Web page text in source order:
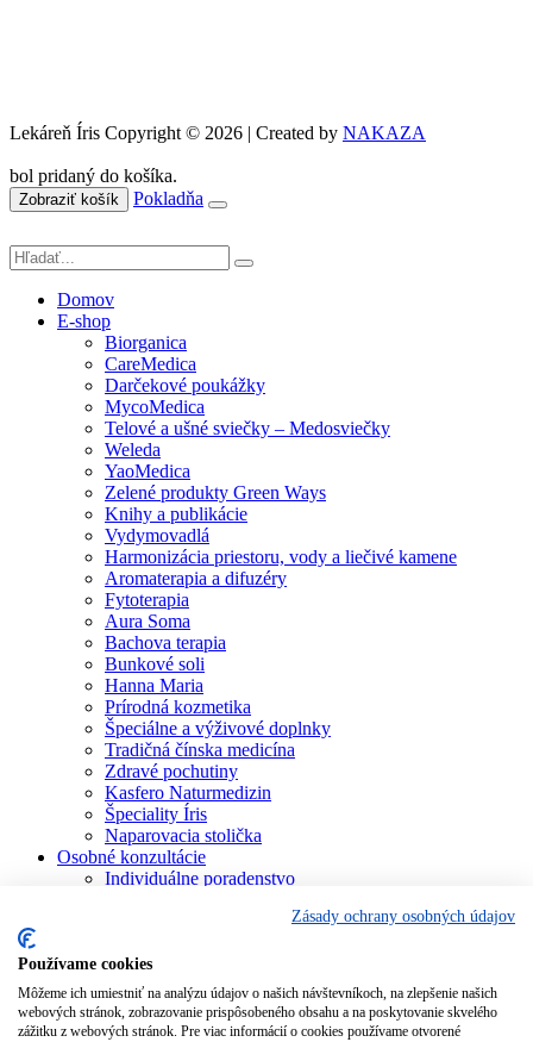
Lekáreň Íris Copyright © 2026 | Created by NAKAZA
bol pridaný do košíka.
Zobraziť košík Pokladňa
Domov
E-shop
Biorganica
CareMedica
Darčekové poukážky
MycoMedica
Telové a ušné sviečky – Medosviečky
Weleda
YaoMedica
Zelené produkty Green Ways
Knihy a publikácie
Vydymovadlá
Harmonizácia priestoru, vody a liečivé kamene
Aromaterapia a difuzéry
Fytoterapia
Aura Soma
Bachova terapia
Bunkové soli
Hanna Maria
Prírodná kozmetika
Špeciálne a výživové doplnky
Tradičná čínska medicína
Zdravé pochutiny
Kasfero Naturmedizin
Špeciality Íris
Naparovacia stolička
Osobné konzultácie
Individuálne poradenstvo
Aromaterapia
Homeopatia
Individuálna a partnerská numerológia
Numerológia – kľúč života
Zásady ochrany osobných údajov
Používame cookies
Môžeme ich umiestniť na analýzu údajov o našich návštevníkoch, na zlepšenie našich
webových stránok, zobrazovanie prispôsobeného obsahu a na poskytovanie skvelého
zážitku z webových stránok. Pre viac informácií o cookies používame otvorené